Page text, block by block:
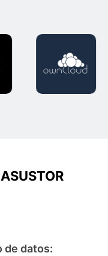
de datos: